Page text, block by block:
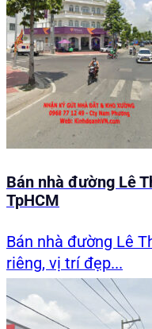
Bán nhà đường Lê
TpHCM
Bán nhà đường Lê
riêng, vị trí đẹp...